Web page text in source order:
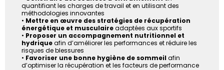
quantifiant les charges de travail et en utilisant des
méthodologies innovantes
• Mettre en œuvre des stratégies de récupération
énergétique et musculaireadaptées aux sportifs
• Proposer un accompagnement nutritionnel et
hydriqueafin d’améliorer les performances et réduire les
risques de blessures
• Favoriser une bonne hygiène de sommeil afin
d’optimiser la récupération et les facteurs de performance